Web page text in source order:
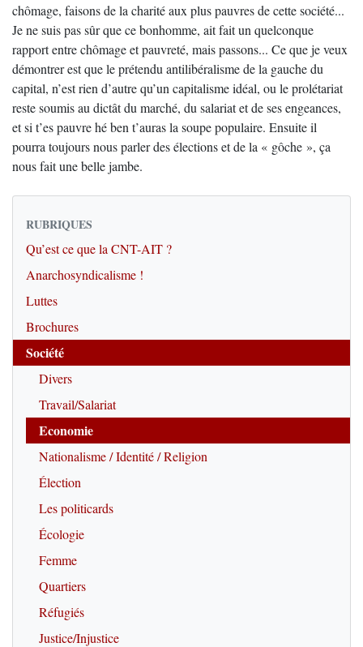
chômage, faisons de la charité aux plus pauvres de cette société...
Je ne suis pas sûr que ce bonhomme, ait fait un quelconque
rapport entre chômage et pauvreté, mais passons... Ce que je veux
démontrer est que le prétendu antilibéralisme de la gauche du
capital, n’est rien d’autre qu’un capitalisme idéal, ou le prolétariat
reste soumis au dictât du marché, du salariat et de ses engeances,
et si t’es pauvre hé ben t’auras la soupe populaire. Ensuite il
pourra toujours nous parler des élections et de la « gôche », ça
nous fait une belle jambe.
RUBRIQUES
Qu’est ce que la CNT-AIT ?
Anarchosyndicalisme !
Luttes
Brochures
Société
Divers
Travail/Salariat
Economie
Nationalisme / Identité / Religion
Élection
Les politicards
Écologie
Femme
Quartiers
Réfugiés
Justice/Injustice